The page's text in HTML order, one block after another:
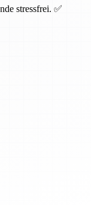
stressfrei. ✅